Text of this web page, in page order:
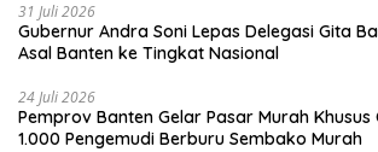
31 Juli 2026
Gubernur Andra Soni Lepas Delegasi Gita
Asal Banten ke Tingkat Nasional
24 Juli 2026
Pemprov Banten Gelar Pasar Murah Khusus
1.000 Pengemudi Berburu Sembako Murah